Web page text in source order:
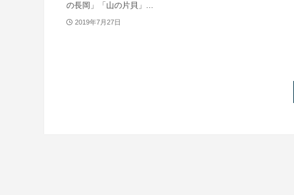
の長岡」「山の片貝」...
2019年7月27日